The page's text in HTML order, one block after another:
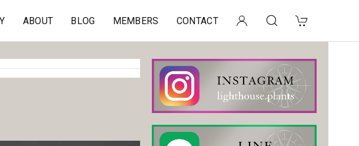
ABOUT BLOG MEMBERS CONTACT